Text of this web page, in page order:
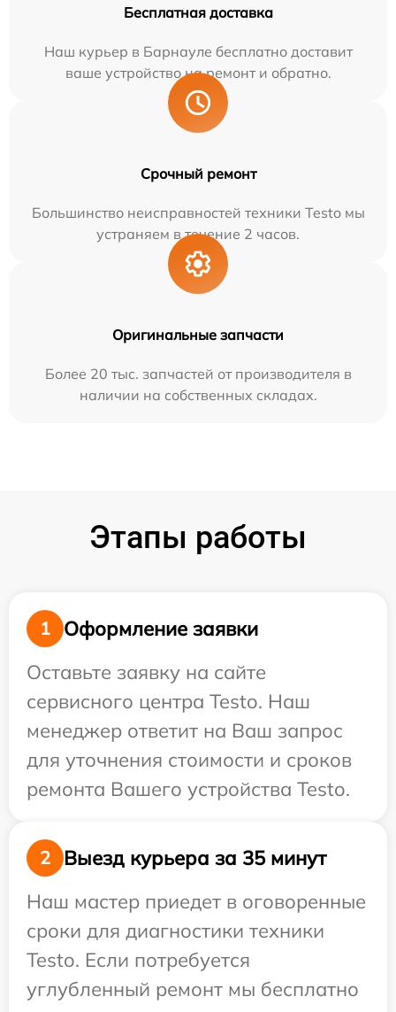
Бесплатная доставка
Наш курьер в Барнауле бесплатно доставит
ваше устройство на ремонт и обратно.
Срочный ремонт
Большинство неисправностей техники Testo мы
устраняем в течение 2 часов.
Оригинальные запчасти
Более 20 тыс. запчастей от производителя в
наличии на собственных складах.
Этапы работы
1
Оформление заявки
Оставьте заявку на сайте
сервисного центра Testo. Наш
менеджер ответит на Ваш запрос
для уточнения стоимости и сроков
ремонта Вашего устройства Testo.
2
Выезд курьера за 35 минут
Наш мастер приедет в оговоренные
сроки для диагностики техники
Testo. Если потребуется
углубленный ремонт мы бесплатно